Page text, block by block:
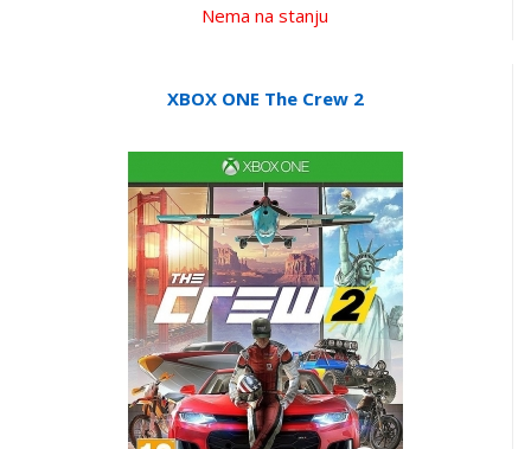
Nema na stanju
XBOX ONE The Crew 2